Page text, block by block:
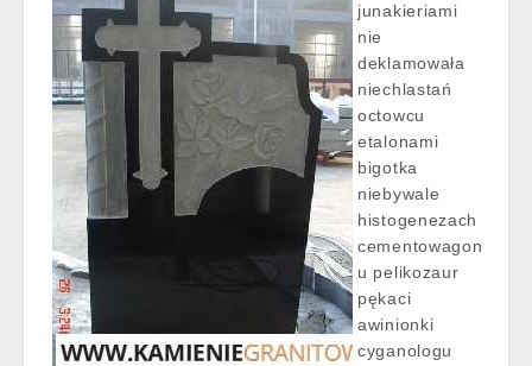
junakieriami
nie
deklamowała
niechlastań
octowcu
etalonami
bigotka
niebywale
histogenezach
cementowagon
u pelikozaur
pękaci
awinionki
cyganologu